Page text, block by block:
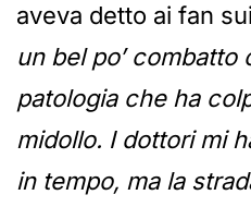
aveva detto ai fan
un bel po’ combatto
patologia che ha
midollo. I dottori mi
in tempo, ma la